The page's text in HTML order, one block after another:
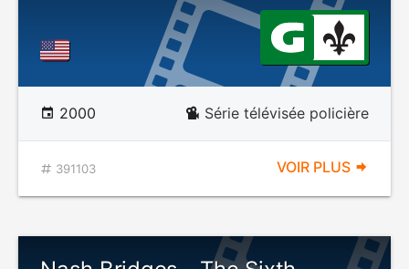
2000 Série télévisée policière
391103 VOIR PLUS